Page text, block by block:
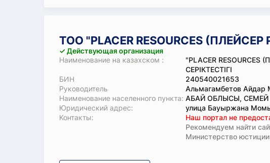
ТОО "PLACER RESOURCES
✓ Действующая организация
Наименование на казахском :
"PLACER
СЕРІКТЕСТІГІ
БИН
240540021653
Руководитель
Альмагамбетов Айдар
Наименование населенного пункта: АБАЙ ОБЛЫСЫ, СЕМЕЙ
Юридический адрес:
улица Бауыржана
Koнтaкты:
Наш портал не
Рекомендуем найти
Министерство